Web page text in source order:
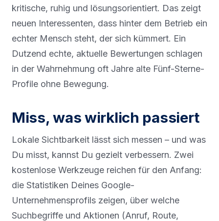
kritische, ruhig und lösungsorientiert. Das zeigt
neuen Interessenten, dass hinter dem Betrieb ein
echter Mensch steht, der sich kümmert. Ein
Dutzend echte, aktuelle Bewertungen schlagen
in der Wahrnehmung oft Jahre alte Fünf-Sterne-
Profile ohne Bewegung.
Miss, was wirklich passiert
Lokale Sichtbarkeit lässt sich messen – und was
Du misst, kannst Du gezielt verbessern. Zwei
kostenlose Werkzeuge reichen für den Anfang:
die Statistiken Deines Google-
Unternehmensprofils zeigen, über welche
Suchbegriffe und Aktionen (Anruf, Route,